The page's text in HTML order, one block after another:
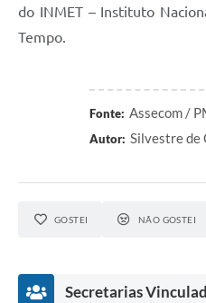
do INMET – Instituto
Tempo.
Fonte: Assecom /
Autor: Silvestre de
GOSTEI NÃO GOSTEI
Secretarias